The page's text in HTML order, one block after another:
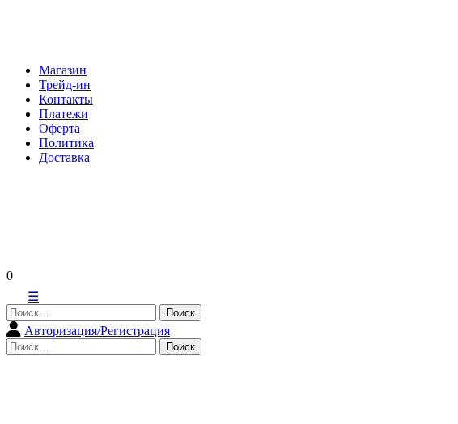
Магазин
Трейд-ин
Контакты
Платежи
Оферта
Политика
Доставка
0
☰
Найти:
Авторизация/Регистрация
Найти: